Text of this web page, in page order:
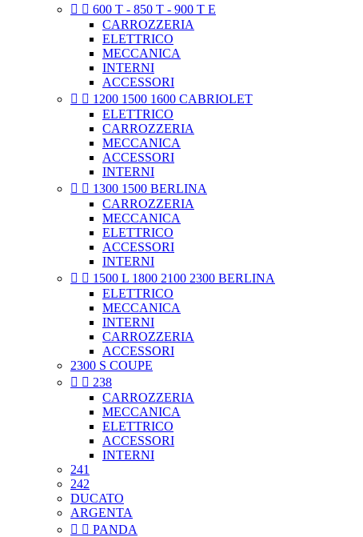
  600 T - 850 T - 900 T E
CARROZZERIA
ELETTRICO
MECCANICA
INTERNI
ACCESSORI
  1200 1500 1600 CABRIOLET
ELETTRICO
CARROZZERIA
MECCANICA
ACCESSORI
INTERNI
  1300 1500 BERLINA
CARROZZERIA
MECCANICA
ELETTRICO
ACCESSORI
INTERNI
  1500 L 1800 2100 2300 BERLINA
ELETTRICO
MECCANICA
INTERNI
CARROZZERIA
ACCESSORI
2300 S COUPE
  238
CARROZZERIA
MECCANICA
ELETTRICO
ACCESSORI
INTERNI
241
242
DUCATO
ARGENTA
  PANDA